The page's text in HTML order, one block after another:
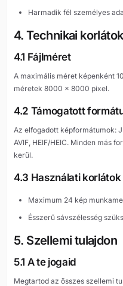
Harmadik fél személyes
4. Technikai korlátok
4.1 Fájlméret
A maximális méret képenként
méretek 8000 × 8000 pixel.
4.2 Támogatott
Az elfogadott képformátumok:
AVIF, HEIF/HEIC. Minden más
kerül.
4.3 Használati korlátok
Maximum 24 kép
Ésszerű sávszélesség
5. Szellemi tulajdon
5.1 A te jogaid
Megtartod az összes szellemi